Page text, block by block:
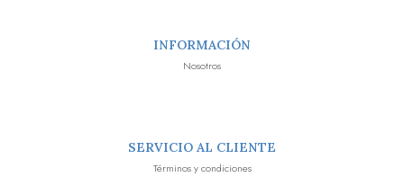
INFORMACIÓN
Nosotros
SERVICIO AL CLIENTE
Términos y condiciones